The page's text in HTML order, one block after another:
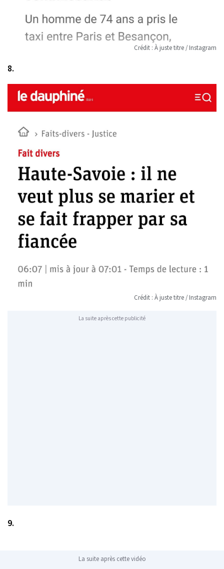
Crédit : À juste titre / Instagram
8.
Crédit : À juste titre / Instagram
La suite après cette publicité
9.
La suite après cette vidéo